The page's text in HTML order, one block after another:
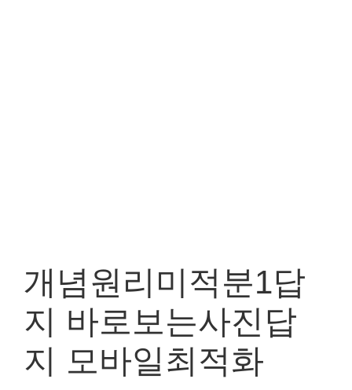
개념원리미적분1답
지 바로보는사진답
지 모바일최적화